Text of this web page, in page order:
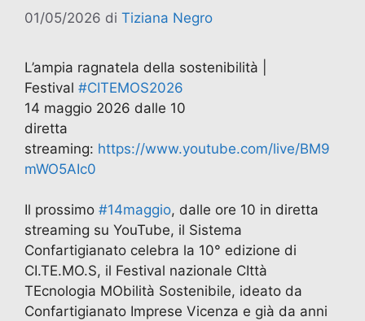
01/05/2026 di Tiziana Negro
L’ampia ragnatela della sostenibilità |
Festival #CITEMOS2026
14 maggio 2026 dalle 10
diretta
streaming: https://www.youtube.com/live/BM9
mWO5AIc0
Il prossimo #14maggio, dalle ore 10 in diretta
streaming su YouTube, il Sistema
Confartigianato celebra la 10° edizione di
CI.TE.MO.S, il Festival nazionale CIttà
TEcnologia MObilità Sostenibile, ideato da
Confartigianato Imprese Vicenza e già da anni